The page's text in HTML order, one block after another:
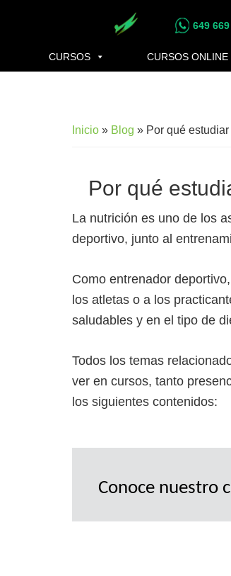
contenido
principal
de
649
CURSOS CURSOS ONLINE
Inicio » Blog » Por qué
Por qué
La nutrición es uno de los
deportivo, junto al
Como entrenador
los atletas o a los
saludables y en el tipo de
Todos los temas
ver en cursos, tanto
los siguientes contenidos:
Conoce nuestro